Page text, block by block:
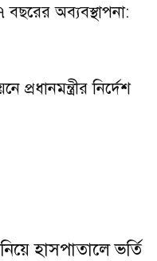
বছরের অব্যবস্থাপনা:
প্রধানমন্ত্রীর নির্দেশ
হাসপাতালে ভর্তি